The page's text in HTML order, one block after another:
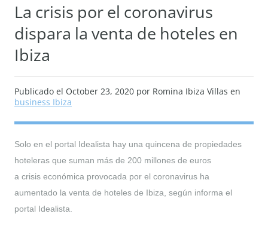
La crisis por el coronavirus
dispara la venta de hoteles en
Ibiza
Publicado el October 23, 2020 por Romina Ibiza Villas en
business Ibiza
Solo en el portal Idealista hay una quincena de propiedades
hoteleras que suman más de 200 millones de euros
a crisis económica provocada por el coronavirus ha
aumentado la venta de hoteles de Ibiza, según informa el
portal Idealista.